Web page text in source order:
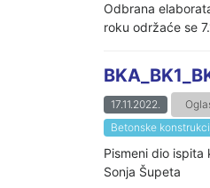
Odbrana
roku održaće se
17.11.2022.
Betonske
Pismeni dio
Sonja